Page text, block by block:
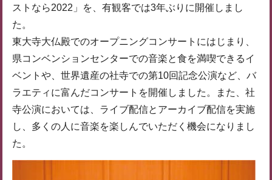
ストなら2022」を、有観客では3年ぶりに開催しまし
た。
東大寺大仏殿でのオープニングコンサートにはじまり、
県コンベンションセンターでの音楽と食を満喫できるイ
ベントや、世界遺産の社寺での第10回記念公演など、バ
ラエティに富んだコンサートを開催しました。また、社
寺公演においては、ライブ配信とアーカイブ配信を実施
し、多くの人に音楽を楽しんでいただく機会になりまし
た。